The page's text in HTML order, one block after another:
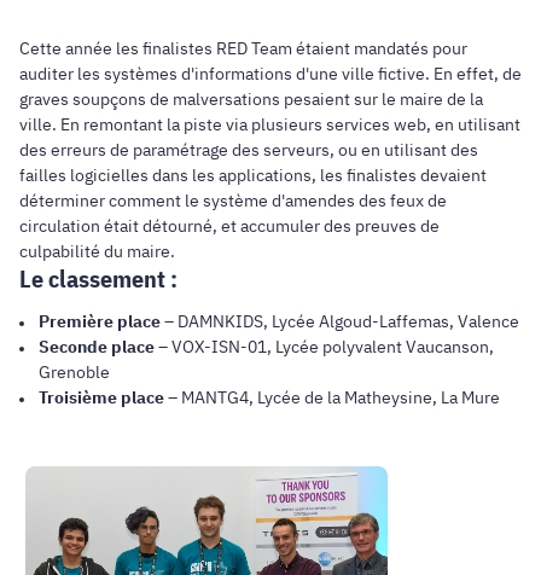
Cette année les finalistes RED Team étaient mandatés pour
auditer les systèmes d'informations d'une ville fictive. En effet, de
graves soupçons de malversations pesaient sur le maire de la
ville. En remontant la piste via plusieurs services web, en utilisant
des erreurs de paramétrage des serveurs, ou en utilisant des
failles logicielles dans les applications, les finalistes devaient
déterminer comment le système d'amendes des feux de
circulation était détourné, et accumuler des preuves de
culpabilité du maire.
Le classement :
Première place– DAMNKIDS, Lycée Algoud-Laffemas, Valence
Seconde place– VOX-ISN-01, Lycée polyvalent Vaucanson,
Grenoble
Troisième place– MANTG4, Lycée de la Matheysine, La Mure